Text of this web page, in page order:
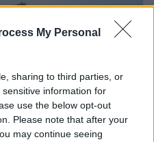
My Personal
sharing to third parties, or
information for
use the below opt-out
Please note that after your
may continue seeing